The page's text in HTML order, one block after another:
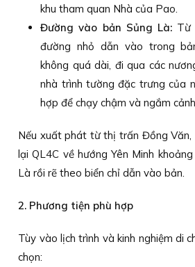
khu tham quan Nhà của Pao.
Đường vào bản Sủng Là: Từ
đường nhỏ dẫn vào trong
không quá dài, đi qua các
nhà trình tường đặc trưng của
hợp để chạy chậm và ngắm cảnh.
Nếu xuất phát từ thị trấn Đồng Văn,
lại QL4C về hướng Yên Minh
Là rồi rẽ theo biển chỉ dẫn vào bản.
2. Phương tiện phù hợp
Tùy vào lịch trình và kinh nghiệm di
chọn: